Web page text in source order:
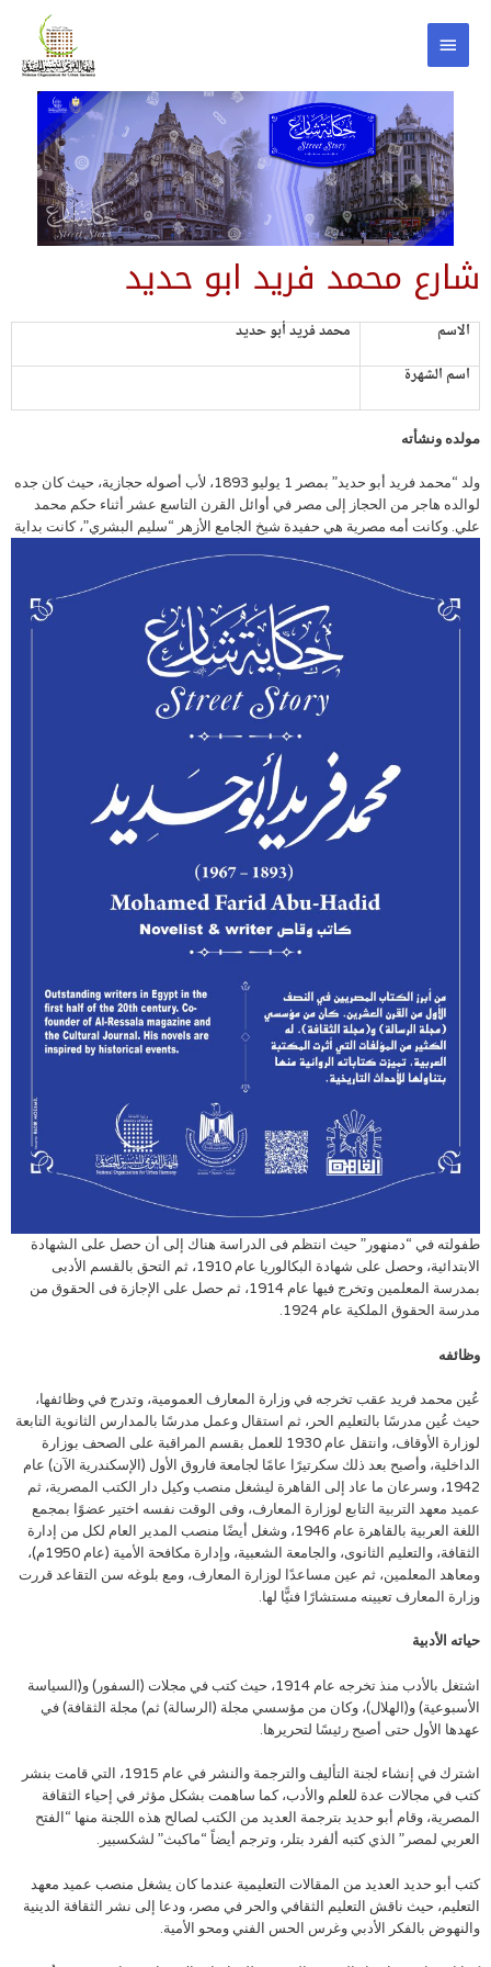
شارع محمد فريد ابو حديد
الاسم
محمد فريد أبو حديد
اسم الشهرة
مولده ونشأته
ولد “محمد فريد أبو حديد” بمصر 1 يوليو 1893، لأب أصوله حجازية، حيث كان جده
لوالده هاجر من الحجاز إلى مصر في أوائل القرن التاسع عشر أثناء حكم محمد
علي. وكانت أمه مصرية هي حفيدة شيخ الجامع الأزهر “سليم البشري”، كانت بداية
طفولته في “دمنهور” حيث انتظم فى الدراسة هناك إلى أن حصل على الشهادة
الابتدائية، وحصل على شهادة البكالوريا عام 1910، ثم التحق بالقسم الأدبى
بمدرسة المعلمين وتخرج فيها عام 1914، ثم حصل على الإجازة فى الحقوق من
مدرسة الحقوق الملكية عام 1924.
وظائفه
عُين محمد فريد عقب تخرجه في وزارة المعارف العمومية، وتدرج في وظائفها،
حيث عُين مدرسًا بالتعليم الحر، ثم استقال وعمل مدرسًا بالمدارس الثانوية التابعة
لوزارة الأوقاف، وانتقل عام 1930 للعمل بقسم المراقبة على الصحف بوزارة
الداخلية، وأصبح بعد ذلك سكرتيرًا عامًا لجامعة فاروق الأول (الإسكندرية الآن) عام
1942، وسرعان ما عاد إلى القاهرة ليشغل منصب وكيل دار الكتب المصرية، ثم
عميد معهد التربية التابع لوزارة المعارف، وفى الوقت نفسه اختير عضوًا بمجمع
اللغة العربية بالقاهرة عام 1946، وشغل أيضًا منصب المدير العام لكل من إدارة
الثقافة، والتعليم الثانوى، والجامعة الشعبية، وإدارة مكافحة الأمية (عام 1950م)،
ومعاهد المعلمين، ثم عين مساعدًا لوزارة المعارف، ومع بلوغه سن التقاعد قررت
وزارة المعارف تعيينه مستشارًا فنيًّا لها.
حياته الأدبية
اشتغل بالأدب منذ تخرجه عام 1914، حيث كتب في مجلات (السفور) و(السياسة
الأسبوعية) و(الهلال)، وكان من مؤسسي مجلة (الرسالة) ثم) مجلة الثقافة) في
عهدها الأول حتى أصبح رئيسًا لتحريرها.
اشترك في إنشاء لجنة التأليف والترجمة والنشر في عام 1915، التي قامت بنشر
كتب في مجالات عدة للعلم والأدب، كما ساهمت بشكل مؤثر في إحياء الثقافة
المصرية، وقام أبو حديد بترجمة العديد من الكتب لصالح هذه اللجنة منها “الفتح
العربي لمصر” الذي كتبه ألفرد بتلر، وترجم أيضاً “ماكبث” لشكسبير.
كتب أبو حديد العديد من المقالات التعليمية عندما كان يشغل منصب عميد معهد
التعليم، حيث ناقش التعليم الثقافي والحر في مصر، ودعا إلى نشر الثقافة الدينية
والنهوض بالفكر الأدبي وغرس الحس الفني ومحو الأمية.